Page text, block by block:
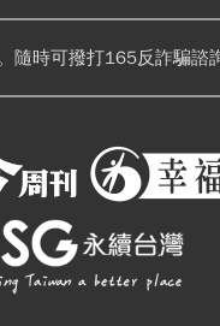
隨時可撥打165反詐騙諮